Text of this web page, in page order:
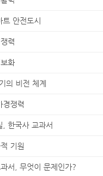
안전도시
력
화
의 비전 체계
쟁력
한국사 교과서
기원
서, 무엇이 문제인가?